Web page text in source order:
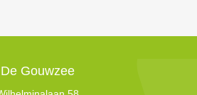
De Gouwzee